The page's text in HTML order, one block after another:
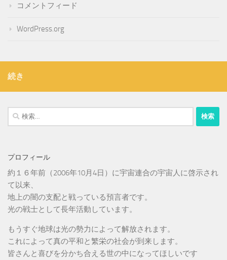
コメントフィード
WordPress.org
続き
検
索:
プロフィール
約１６年前（2006年10月4日）に宇宙連合の宇宙人に啓示され
て以来、
地上の闇の支配と戦っている預言者です。
光の戦士として長年活動しています。
もうすぐ地球は光の勢力によって解放されます。
これによって真の平和と繁栄の社会が到来します。
皆さんと喜びを分かち合える世の中になってほしいです